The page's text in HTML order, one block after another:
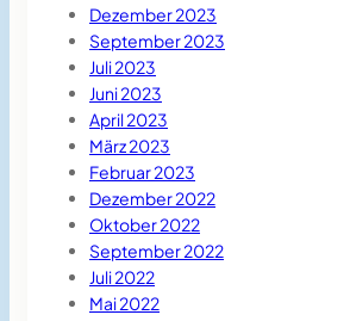
Dezember 2023
September 2023
Juli 2023
Juni 2023
April 2023
März 2023
Februar 2023
Dezember 2022
Oktober 2022
September 2022
Juli 2022
Mai 2022